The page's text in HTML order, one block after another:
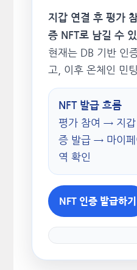
지갑 연결 후 평가
증 NFT로 남길 수
현재는 DB 기반 인
고, 이후 온체인 민
NFT 발급 흐름
평가 참여 → 지
증 발급 → 마이페
역 확인
NFT 인증 발급하기